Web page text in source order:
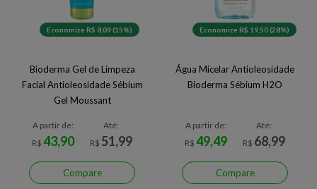
Economize R$ 8,09 (15%)
Bioderma Gel de Limpeza
Facial Antioleosidade Sébium
Gel Moussant
A partir de:
R$43,90
Até:
R$ 51,99
Compare
Economize R$ 19,50 (28%)
Água Micelar Antioleosidade
Bioderma Sébium H2O
A partir de:
R$49,49
Até:
R$ 68,99
Compare